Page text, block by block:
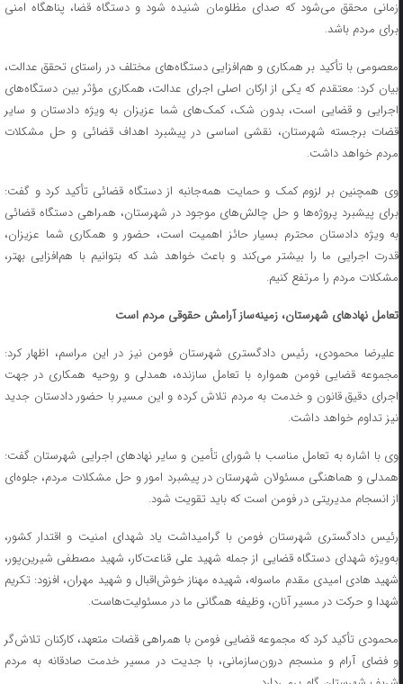
زمانی محقق می‌شود که صدای مظلومان شنیده شود و دستگاه قضا، پناهگاه امنی
برای مردم باشد.
معصومی با تأکید بر همکاری و هم‌افزایی دستگاه‌های مختلف در راستای تحقق عدالت،
بیان کرد: معتقدم که یکی از ارکان اصلی اجرای عدالت، همکاری مؤثر بین دستگاه‌های
اجرایی و قضایی است، بدون شک، کمک‌های شما عزیزان به ویژه دادستان و سایر
قضات برجسته شهرستان، نقشی اساسی در پیشبرد اهداف قضائی و حل مشکلات
مردم خواهد داشت.
وی همچنین بر لزوم کمک و حمایت همه‌جانبه از دستگاه قضائی تأکید کرد و گفت:
برای پیشبرد پروژه‌ها و حل چالش‌های موجود در شهرستان، همراهی دستگاه قضائی
به ویژه دادستان محترم بسیار حائز اهمیت است، حضور و همکاری شما عزیزان،
قدرت اجرایی ما را بیشتر می‌کند و باعث خواهد شد که بتوانیم با هم‌افزایی بهتر،
مشکلات مردم را مرتفع کنیم.
تعامل نهادهای شهرستان، زمینه‌ساز آرامش حقوقی مردم است
علیرضا محمودی، رئیس دادگستری شهرستان فومن نیز در این مراسم، اظهار کرد:
مجموعه قضایی فومن همواره با تعامل سازنده، همدلی و روحیه همکاری در جهت
اجرای دقیق قانون و خدمت به مردم تلاش کرده و این مسیر با حضور دادستان جدید
نیز تداوم خواهد داشت.
وی با اشاره به تعامل مناسب با شورای تأمین و سایر نهادهای اجرایی شهرستان گفت:
همدلی و هماهنگی مسئولان شهرستان در پیشبرد امور و حل مشکلات مردم، جلوه‌ای
از انسجام مدیریتی در فومن است که باید تقویت شود.
رئیس دادگستری شهرستان فومن با گرامیداشت یاد شهدای امنیت و اقتدار کشور،
به‌ویژه شهدای دستگاه قضایی از جمله شهید علی قناعت‌کار، شهید مصطفی شیرین‌پور،
شهید هادی امیدی مقدم ماسوله، شهیده مهناز خوش‌اقبال و شهید مهران، افزود: تکریم
شهدا و حرکت در مسیر آنان، وظیفه همگانی ما در مسئولیت‌هاست.
محمودی تأکید کرد که مجموعه قضایی فومن با همراهی قضات متعهد، کارکنان تلاش‌گر
و فضای آرام و منسجم درون‌سازمانی، با جدیت در مسیر خدمت صادقانه به مردم